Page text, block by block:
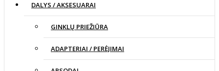
DALYS / AKSESUARAI
GINKLŲ PRIEŽIŪRA
ADAPTERIAI / PERĖJIMAI